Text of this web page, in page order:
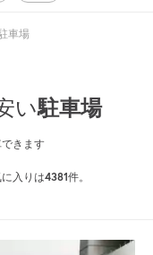
車場
い駐車場
きます
入りは4381件。